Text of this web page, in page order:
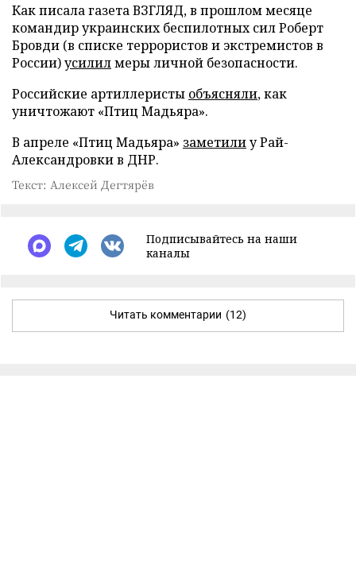
Как писала газета ВЗГЛЯД, в прошлом месяце
командир украинских беспилотных сил Роберт
Бровди (в списке террористов и экстремистов в
России)усилилмеры личной безопасности.
Российские артиллеристы объясняли, как
уничтожают «Птиц Мадьяра».
В апреле «Птиц Мадьяра» заметилиу Рай-
Александровки в ДНР.
Текст: Алексей Дегтярёв
Подписывайтесь на наши
каналы
Читать комментарии (12)